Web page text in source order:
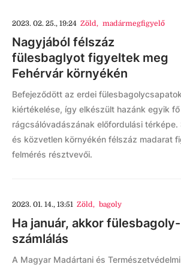
2023. 02. 25., 19:24 Zöld, madármegfigyelő
Nagyjából félszáz
fülesbaglyot figyeltek meg
Fehérvár környékén
Befejeződött az erdei
kiértékelése, így elkészült hazánk egyik fő
rágcsálóvadászának előfordulási térképe.
és közvetlen környékén félszáz madarat
felmérés résztvevői.
2023. 01. 14., 13:51 Zöld, bagoly
Ha január, akkor fülesbagoly-
számlálás
A Magyar Madártani és